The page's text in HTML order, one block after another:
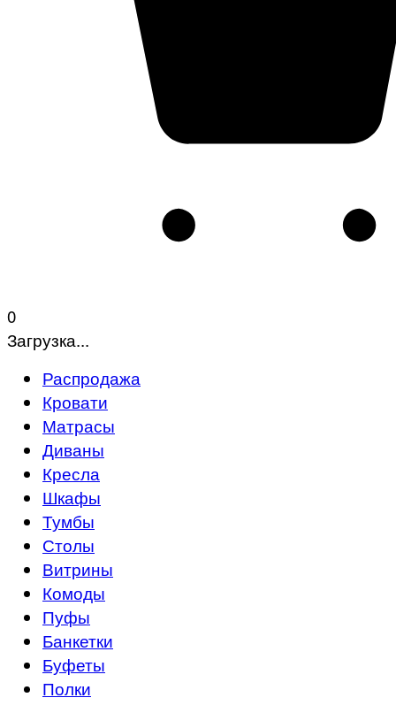
0
Загрузка...
Распродажа
Кровати
Матрасы
Диваны
Кресла
Шкафы
Тумбы
Столы
Витрины
Комоды
Пуфы
Банкетки
Буфеты
Полки